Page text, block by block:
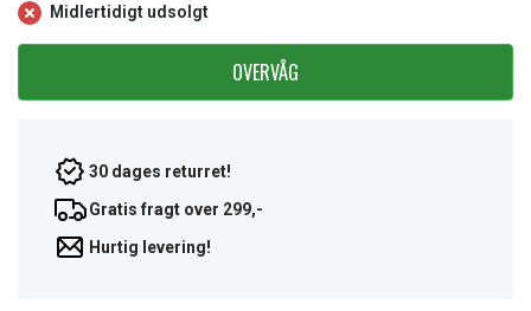
Midlertidigt udsolgt
OVERVÅG
30 dages returret!
Gratis fragt over 299,-
Hurtig levering!